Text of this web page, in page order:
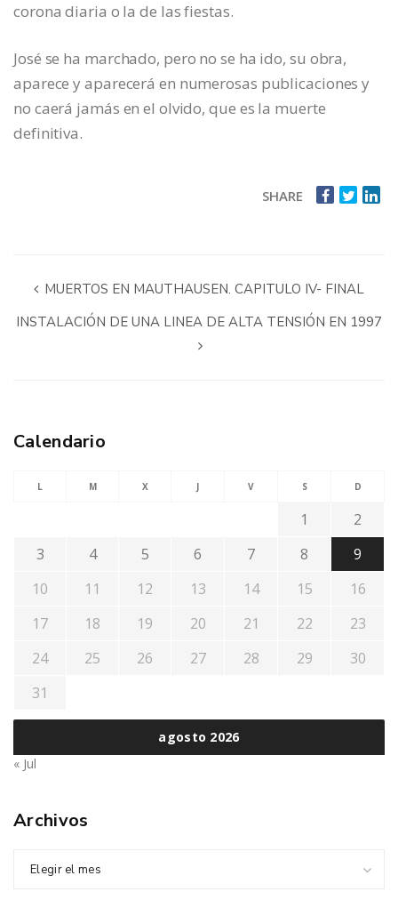
corona diaria o la de las fiestas.
José se ha marchado, pero no se ha ido, su obra,
aparece y aparecerá en numerosas publicaciones y
no caerá jamás en el olvido, que es la muerte
definitiva.
SHARE
MUERTOS EN MAUTHAUSEN. CAPITULO IV- FINAL
INSTALACIÓN DE UNA LINEA DE ALTA TENSIÓN EN 1997
Calendario
agosto 2026
L M X J V S D
1
2
3
4 5 6 7 8
9
10
11 12 13 14 15
16
17
18 19 20 21 22
23
24
25 26 27 28 29
30
31
« Jul
Archivos
Elegir el mes